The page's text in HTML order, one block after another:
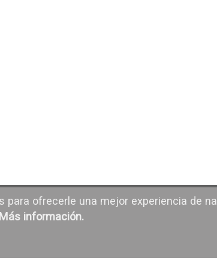
para ofrecerle una mejor experiencia de
Más información.